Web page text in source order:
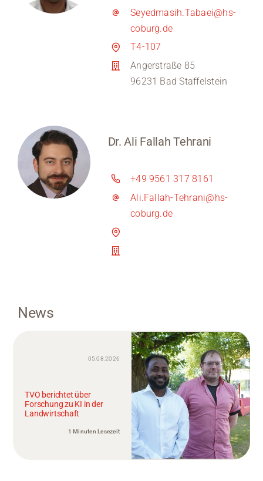
Seyedmasih.Tabaei@hs-
coburg.de
T4-107
Angerstraße 85
96231 Bad Staffelstein
Dr. Ali Fallah Tehrani
+49 9561 317 8161
Ali.Fallah-Tehrani@hs-
coburg.de
News
05.08.2026
TVO berichtet über
Forschung zu KI in der
Landwirtschaft
1 Minuten Lesezeit